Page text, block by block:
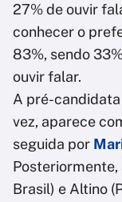
27% de ouvir
conhecer o
83%, sendo
ouvir falar.
A pré-candidata
vez, aparece
seguida por
Posteriormente,
Brasil) e Altino